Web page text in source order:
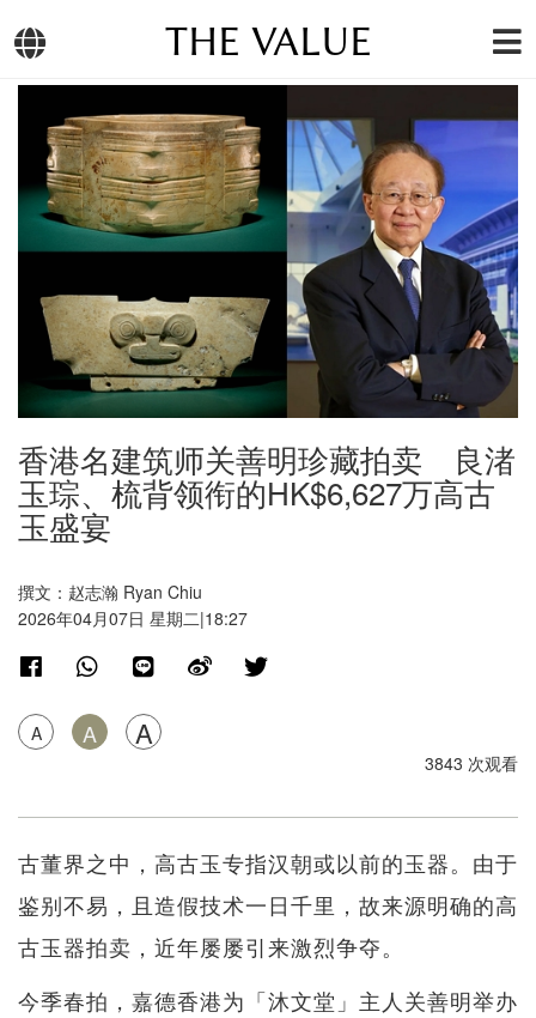
THE VALUE
香港名建筑师关善明珍藏拍卖 良渚
玉琮、梳背领衔的HK$6,627万高古
玉盛宴
撰文：赵志瀚 Ryan Chiu
2026年04月07日 星期二|18:27
A A A
3843 次观看
古董界之中，高古玉专指汉朝或以前的玉器。由于
鉴别不易，且造假技术一日千里，故来源明确的高
古玉器拍卖，近年屡屡引来激烈争夺。
今季春拍，嘉德香港为「沐文堂」主人关善明举办